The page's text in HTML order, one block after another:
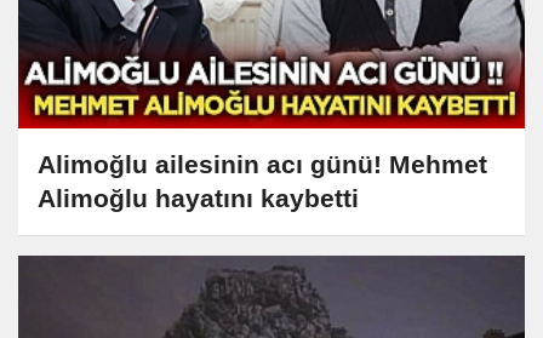
Alimoğlu ailesinin acı günü! Mehmet
Alimoğlu hayatını kaybetti